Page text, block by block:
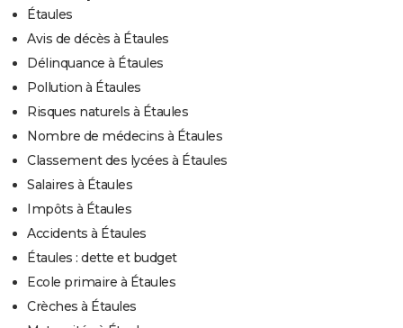
Étaules
Avis de décès à Étaules
Délinquance à Étaules
Pollution à Étaules
Risques naturels à Étaules
Nombre de médecins à Étaules
Classement des lycées à Étaules
Salaires à Étaules
Impôts à Étaules
Accidents à Étaules
Étaules : dette et budget
Ecole primaire à Étaules
Crèches à Étaules